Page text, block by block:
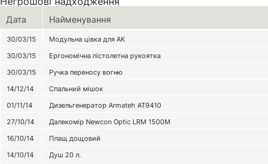
Дата Найменування
30/03/15 Модульна цівка для АК
30/03/15
Ергономічна пістолетна рукоятка
30/03/15
Ручка переносу вогню
14/12/14
Спальний мішок
01/11/14
Дизельгенератор Armateh AT9410
27/10/14
Далекомір Newcon Optic LRM 1500M
16/10/14
Плащ дощовий
14/10/14
Душ 20 л.